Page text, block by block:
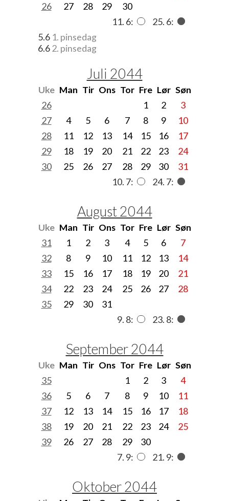
26
27 28 29
30
11. 6:
25. 6:
5.6 1. pinsedag
6.62. pinsedag
Juli 2044
Uke Man Tir Ons Tor Fre Lør Søn
26
1 2
3
27
4 5 6 7 8 9
10
28
11 12 13 14 15 16
17
29
18 19 20 21 22 23
24
30
25 26 27 28 29 30
31
10. 7:
24. 7:
August 2044
Uke Man Tir Ons Tor Fre Lør Søn
31
1 2 3 4 5 6
7
32
8 9 10 11 12 13
14
33
15 16 17 18 19 20
21
34
22 23 24 25 26 27
28
35
29 30
31
9. 8:
23. 8:
September 2044
Uke Man Tir Ons Tor Fre Lør Søn
35
1 2 3
4
36
5 6 7 8 9 10
11
37
12 13 14 15 16 17
18
38
19 20 21 22 23 24
25
39
26 27 28 29
30
7. 9:
21. 9:
Oktober 2044